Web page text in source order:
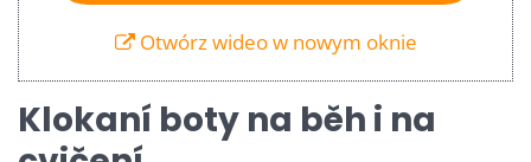
Otwórz wideo w nowym oknie
Klokaní boty na běh i na